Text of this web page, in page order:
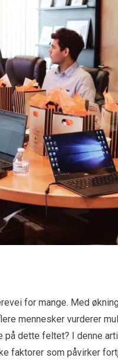
for mange. Med
mennesker vurderer
på dette feltet? I denne
faktorer som påvirker